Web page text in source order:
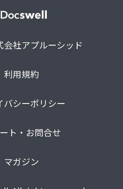
会社アプルーシッド
利用規約
バシーポリシー
ト・お問合せ
マガジン